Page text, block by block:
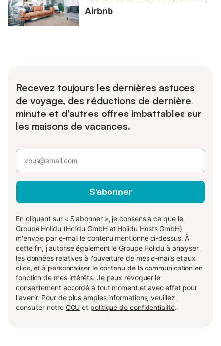
Airbnb
Recevez toujours les dernières astuces
de voyage, des réductions de dernière
minute et d’autres offres imbattables sur
les maisons de vacances.
S'abonner
En cliquant sur « S'abonner », je consens à ce que le
Groupe Holidu (Holidu GmbH et Holidu Hosts GmbH)
m'envoie par e-mail le contenu mentionné ci-dessus. À
cette fin, j'autorise également le Groupe Holidu à analyser
les données relatives à l'ouverture de mes e-mails et aux
clics, et à personnaliser le contenu de la communication en
fonction de mes intérêts. Je peux révoquer le
consentement accordé à tout moment et avec effet pour
l'avenir. Pour de plus amples informations, veuillez
consulter notre CGU et politique de confidentialité.